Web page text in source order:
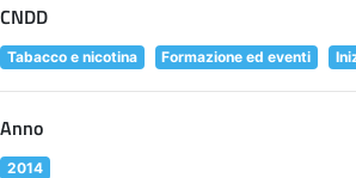
CNDD
Tabacco e nicotina Formazione ed eventi
Anno
2014